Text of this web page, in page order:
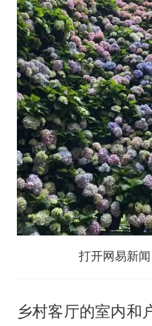
打开网易新
乡村客厅的室内和